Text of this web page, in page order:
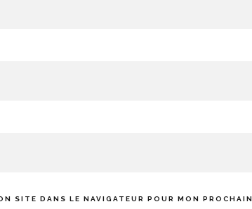
SITE DANS LE NAVIGATEUR POUR MON PROCHAIN